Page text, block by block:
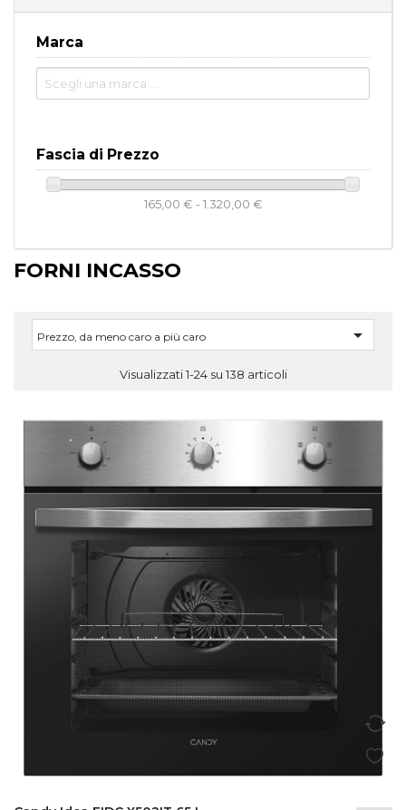
Marca
Fascia di Prezzo
165,00 € - 1.320,00 €
FORNI INCASSO
Prezzo, da meno caro a più caro 
Visualizzati 1-24 su 138 articoli